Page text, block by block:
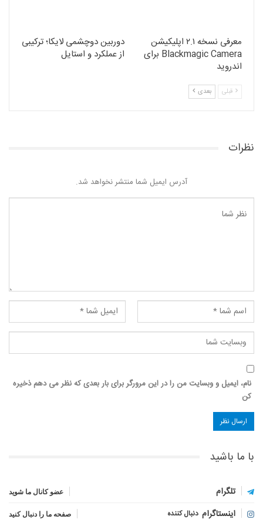
معرفی نسخه ۲.۱ اپلیکیشن
Blackmagic Camera برای
اندروید
دوربین دوچشمی لایکا؛ ترکیبی
از عملکرد و استایل
قبلی بعدی
نظرات
آدرس ایمیل شما منتشر نخواهد شد.
نام، ایمیل و وبسایت من را در این مرورگر برای بار بعدی که نظر می دهم ذخیره
کن
با ما باشید
تلگرام عضو کانال ما شوید
اینستاگرام دنبال کننده صفحه ما را دنبال کنید